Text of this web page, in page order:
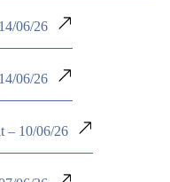
06/26
06/26
10/06/26